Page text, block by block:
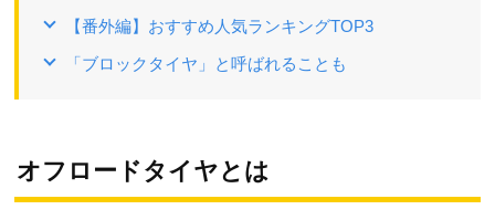
【番外編】おすすめ人気ランキングTOP3
「ブロックタイヤ」と呼ばれることも
オフロードタイヤとは